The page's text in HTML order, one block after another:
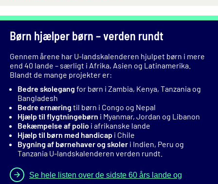
Børn hjælper børn – verden rundt
Gennem årene har U-landskalenderen hjulpet børn i mere
end 40 lande – særligt i Afrika, Asien og Latinamerika.
Blandt de mange projekter er:
Bedre skolegang for børn i Zambia, Kenya, Tanzania og
Bangladesh
Bedre ernæring til børn i Congo og Nepal
Hjælp til flygtningebørn i Myanmar, Jordan og Libanon
Bekæmpelse af polio i afrikanske lande
Hjælp til børn med handicap i Chile
Bygning af børnehaver og skoler i Indien, Peru og
Tanzania U-landskalenderen verden rundt.
Se hele listen over de sidste 60 års lande og